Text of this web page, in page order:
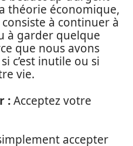
théorie économique,
à continuer à
à garder quelque
que nous avons
c’est inutile ou si
vie.
:Acceptez votre
accepter